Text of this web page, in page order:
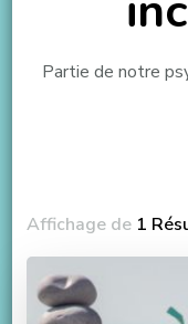
Partie de notre
Affichage de 1